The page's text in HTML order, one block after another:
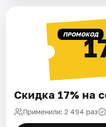
ПРОМОКОД
Скидка 17% на
Применили: 2 494 раз